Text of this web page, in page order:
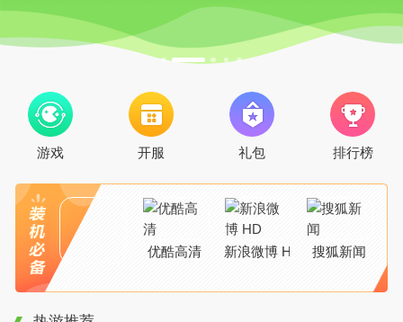
游戏 开服 礼包 排行榜
优酷高清 新浪微博 HD 搜狐新闻